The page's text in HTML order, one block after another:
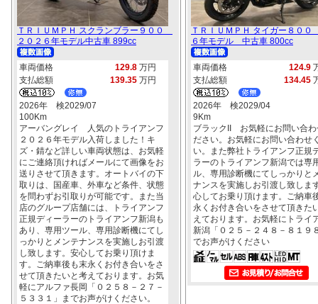
ＴＲＩＵＭＰＨ スクランブラー９００
２０２６年モデル中古車 899cc
車両価格 129.8 万円
支払総額
139.35 万円
2026年 検2029/07
100Km
アーバングレイ 人気のトライアンフ
２０２６年モデル入荷しました！キ
ズ・錆など詳しい車両状態は、お気軽
にご連絡頂ければメールにて画像をお
送りさせて頂きます。オートバイの下
取りは、国産車、外車など条件、状態
を問わずお引取りが可能です。また当
店のグループ店舗には、トライアンフ
正規ディーラーのトライアンフ新潟も
あり、専用ツール、専用診断機にてし
っかりとメンテナンスを実施しお引渡
し致します。安心してお乗り頂けま
す。ご納車後も末永くお付き合いをさ
せて頂きたいと考えております。お気
軽にアルファ長岡「０２５８－２７－
５３３１」までお声がけください。
ＴＲＩＵＭＰＨ タイガー８０
６年モデル 中古車 800cc
車両価格 124.9
支払総額
134.45
2026年 検2029/04
9Km
ブラックII お気軽にお問い合わ
ださい。お気軽にお問い合わせ
い。また弊社トライアンフ正規
ラーのトライアンフ新潟では専
ル、専用診断機にてしっかりと
ナンスを実施しお引渡し致しま
心してお乗り頂けます。ご納車
永くお付き合いをさせて頂きた
えております。お気軽にトライ
新潟「０２５－２４８－８１９
でお声がけください